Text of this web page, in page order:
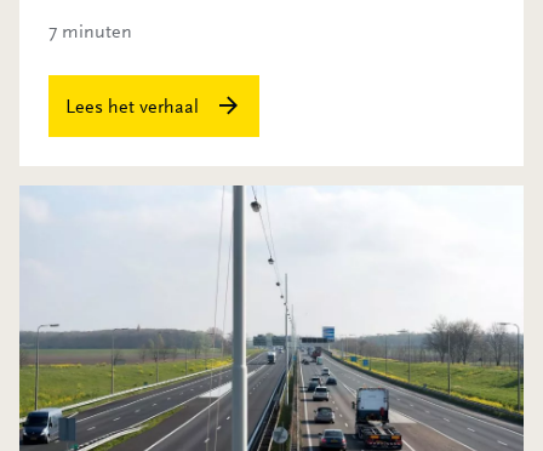
7 minuten
Lees het verhaal
Ja het kan! Rustig wonen naast de snelweg